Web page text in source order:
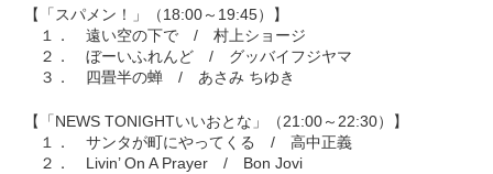
【「スパメン！」（18:00～19:45）】
１． 遠い空の下で / 村上ショージ
２． ぼーいふれんど / グッバイフジヤマ
３． 四畳半の蝉 / あさみ ちゆき
【「NEWS TONIGHTいいおとな」（21:00～22:30）】
１． サンタが町にやってくる / 高中正義
２． Livin’ On A Prayer / Bon Jovi